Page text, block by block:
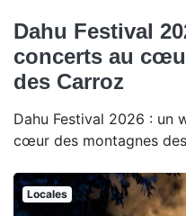
Dahu Festival
concerts au
des Carroz
Dahu Festival 2026 : un
cœur des montagnes
Locales